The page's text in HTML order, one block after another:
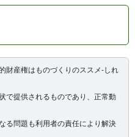
財産権はものづくりのススメ-しれ
で提供されるものであり、正常動
る問題も利用者の責任により解決